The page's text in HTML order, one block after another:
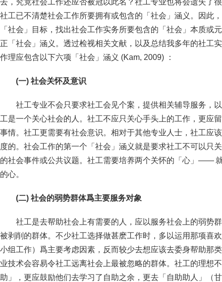
去，究竟社会工作还应否被冠以此名？社工专业也将会遗失了
社工已不清楚社会工作所要拥有或包含的「社会」涵义。因此
「社会」目标，找出社会工作实务所要包含的「社会」本质或
正「社会」涵义。透过检视相关文献，以及总结我多年的社工
作理应包含以下六项「社会」涵义 (Kam, 2009) ：
(一) 社会关怀及意识
社工专业不会只要求社工会见个案，提供相关辅导服务，
工是一个关心社会的人。社工不应只关心手头上的工作，更应
事情。社工更需要有社会意识。相对于其他专业人士，社工应
度的。社会工作的第一个「社会」涵义就是要求社工不可以只
的社会事件或公共议题。社工需要培养两个关怀的「心」——
的心。
(二) 社会的弱势群体爲主要服务对象
社工是去帮助社会上有需要的人，应以服务社会上的弱势
被剥削的群体。不少社工选择做甚麽工作时，多以运用那项喜
小组工作）爲主要考虑因素，反而较少去想应该去委身帮助那
业技术会容易令社工远离社会上最被忽略的群体。社工的理想
助」，更应鼓励他们去学习了自助之余，更去「自助助人」（